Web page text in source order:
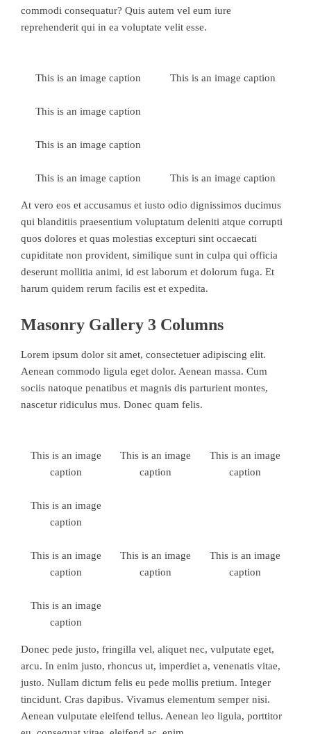
commodi consequatur? Quis autem vel eum iure
reprehenderit qui in ea voluptate velit esse.
This is an image caption This is an image caption
This is an image caption
This is an image caption
This is an image caption This is an image caption
At vero eos et accusamus et iusto odio dignissimos ducimus
qui blanditiis praesentium voluptatum deleniti atque corrupti
quos dolores et quas molestias excepturi sint occaecati
cupiditate non provident, similique sunt in culpa qui officia
deserunt mollitia animi, id est laborum et dolorum fuga. Et
harum quidem rerum facilis est et expedita.
Masonry Gallery 3 Columns
Lorem ipsum dolor sit amet, consectetuer adipiscing elit.
Aenean commodo ligula eget dolor. Aenean massa. Cum
sociis natoque penatibus et magnis dis parturient montes,
nascetur ridiculus mus. Donec quam felis.
This is an image
caption
This is an image
caption
This is an image
caption
This is an image
caption
This is an image
caption
This is an image
caption
This is an image
caption
This is an image
caption
Donec pede justo, fringilla vel, aliquet nec, vulputate eget,
arcu. In enim justo, rhoncus ut, imperdiet a, venenatis vitae,
justo. Nullam dictum felis eu pede mollis pretium. Integer
tincidunt. Cras dapibus. Vivamus elementum semper nisi.
Aenean vulputate eleifend tellus. Aenean leo ligula, porttitor